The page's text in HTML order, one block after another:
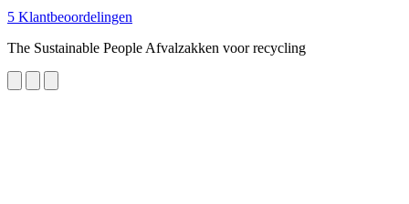
5 Klantbeoordelingen
The Sustainable People Afvalzakken voor recycling